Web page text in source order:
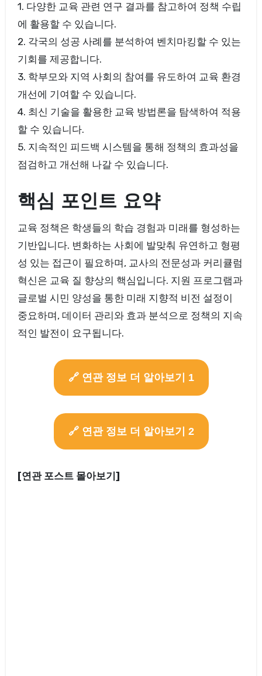
1. 다양한 교육 관련 연구 결과를 참고하여 정책 수립
에 활용할 수 있습니다.
2. 각국의 성공 사례를 분석하여 벤치마킹할 수 있는
기회를 제공합니다.
3. 학부모와 지역 사회의 참여를 유도하여 교육 환경
개선에 기여할 수 있습니다.
4. 최신 기술을 활용한 교육 방법론을 탐색하여 적용
할 수 있습니다.
5. 지속적인 피드백 시스템을 통해 정책의 효과성을
점검하고 개선해 나갈 수 있습니다.
핵심 포인트 요약
교육 정책은 학생들의 학습 경험과 미래를 형성하는
기반입니다. 변화하는 사회에 발맞춰 유연하고 형평
성 있는 접근이 필요하며, 교사의 전문성과 커리큘럼
혁신은 교육 질 향상의 핵심입니다. 지원 프로그램과
글로벌 시민 양성을 통한 미래 지향적 비전 설정이
중요하며, 데이터 관리와 효과 분석으로 정책의 지속
적인 발전이 요구됩니다.
🔗 연관 정보 더 알아보기 1
🔗 연관 정보 더 알아보기 2
[연관 포스트 몰아보기]